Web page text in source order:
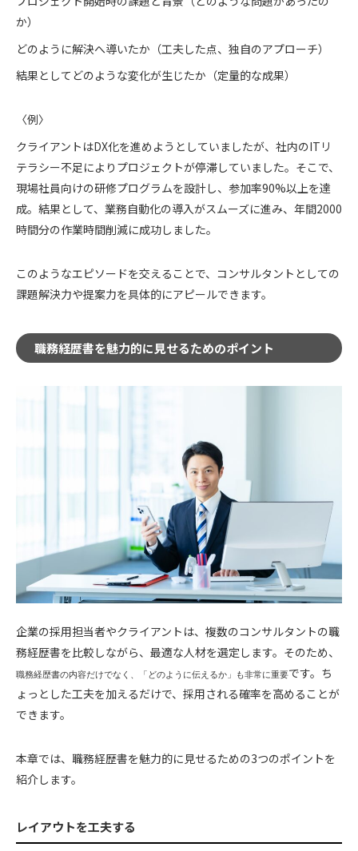
か）
どのように解決へ導いたか（工夫した点、独自のアプローチ）
結果としてどのような変化が生じたか（定量的な成果）
〈例〉
クライアントはDX化を進めようとしていましたが、社内のITリ
テラシー不足によりプロジェクトが停滞していました。そこで、
現場社員向けの研修プログラムを設計し、参加率90%以上を達
成。結果として、業務自動化の導入がスムーズに進み、年間2000
時間分の作業時間削減に成功しました。
このようなエピソードを交えることで、コンサルタントとしての
課題解決力や提案力を具体的にアピールできます。
職務経歴書を魅力的に見せるためのポイント
企業の採用担当者やクライアントは、複数のコンサルタントの職
務経歴書を比較しながら、最適な人材を選定します。そのため、
職務経歴書の内容だけでなく、「どのように伝えるか」も非常に重要です。ち
ょっとした工夫を加えるだけで、採用される確率を高めることが
できます。
本章では、職務経歴書を魅力的に見せるための3つのポイントを
紹介します。
レイアウトを工夫する